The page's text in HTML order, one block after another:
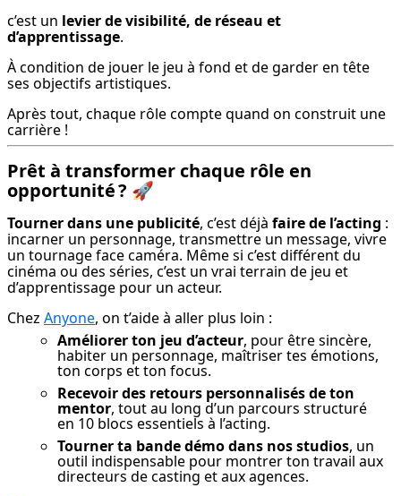
c’est un levier de visibilité, de réseau et
d’apprentissage.
À condition de jouer le jeu à fond et de garder en tête
ses objectifs artistiques.
Après tout, chaque rôle compte quand on construit une
carrière !
Prêt à transformer chaque rôle en
opportunité ? 🚀
Tourner dans une publicité, c’est déjà faire de l’acting :
incarner un personnage, transmettre un message, vivre
un tournage face caméra. Même si c’est différent du
cinéma ou des séries, c’est un vrai terrain de jeu et
d’apprentissage pour un acteur.
Chez Anyone, on t’aide à aller plus loin :
Améliorer ton jeu d’acteur, pour être sincère,
habiter un personnage, maîtriser tes émotions,
ton corps et ton focus.
Recevoir des retours personnalisés de ton
mentor, tout au long d’un parcours structuré
en 10 blocs essentiels à l’acting.
Tourner ta bande démo dans nos studios, un
outil indispensable pour montrer ton travail aux
directeurs de casting et aux agences.